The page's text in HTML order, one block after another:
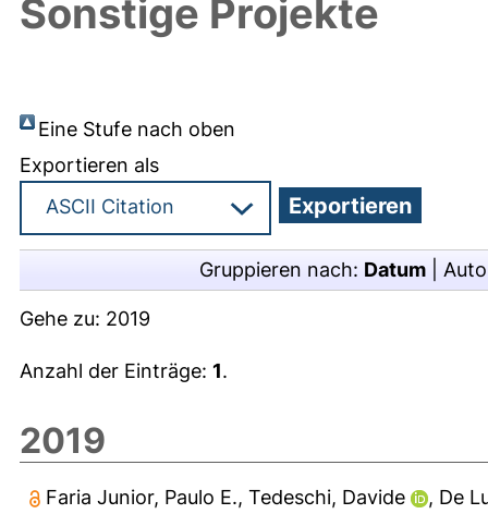
Sonstige Projekte
Eine Stufe nach oben
Exportieren als
Gruppieren nach: Datum
Gehe zu: 2019
Anzahl der Einträge: 1.
2019
Faria Junior, Paulo E., Tedeschi, Davide , De